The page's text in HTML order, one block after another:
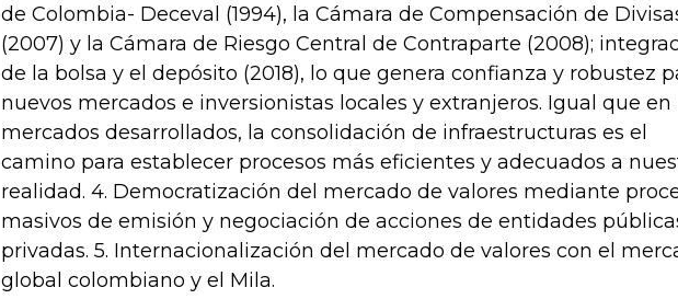
de Colombia- Deceval (1994), la Cámara de Compensación de
(2007) y la Cámara de Riesgo Central de Contraparte (2008);
de la bolsa y el depósito (2018), lo que genera confianza y robustez
nuevos mercados e inversionistas locales y extranjeros. Igual que en
mercados desarrollados, la consolidación de infraestructuras es el
camino para establecer procesos más eficientes y adecuados a
realidad. 4. Democratización del mercado de valores mediante
masivos de emisión y negociación de acciones de entidades
privadas. 5. Internacionalización del mercado de valores con el
global colombiano y el Mila.